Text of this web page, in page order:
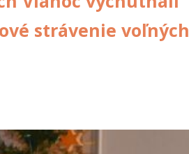
strávenie voľných